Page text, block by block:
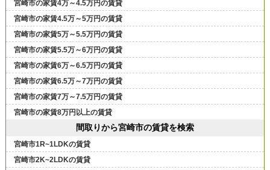
宮崎市の家賃4万～4.5万円の賃貸
宮崎市の家賃4.5万～5万円の賃貸
宮崎市の家賃5万～5.5万円の賃貸
宮崎市の家賃5.5万～6万円の賃貸
宮崎市の家賃6万～6.5万円の賃貸
宮崎市の家賃6.5万～7万円の賃貸
宮崎市の家賃7万～7.5万円の賃貸
宮崎市の家賃8万円以上の賃貸
間取りから宮崎市の賃貸を検索
宮崎市1R~1LDKの賃貸
宮崎市2K~2LDKの賃貸